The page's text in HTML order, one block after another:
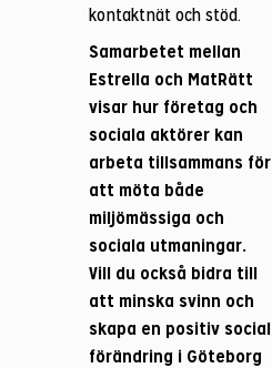
kontaktnät och stöd.
Samarbetet mellan
Estrella och MatRätt
visar hur företag och
sociala aktörer kan
arbeta tillsammans för
att möta både
miljömässiga och
sociala utmaningar.
Vill du också bidra till
att minska svinn och
skapa en positiv social
förändring i Göteborg